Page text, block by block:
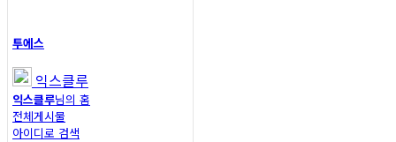
투에스
익스클루
익스클루님의 홈
전체게시물
아이디로 검색